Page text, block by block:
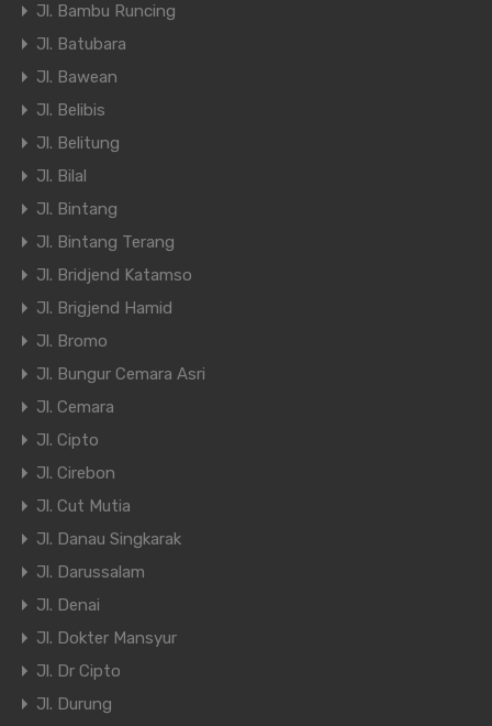
Jl. Bambu Runcing
Jl. Batubara
Jl. Bawean
Jl. Belibis
Jl. Belitung
Jl. Bilal
Jl. Bintang
Jl. Bintang Terang
Jl. Bridjend Katamso
Jl. Brigjend Hamid
Jl. Bromo
Jl. Bungur Cemara Asri
Jl. Cemara
Jl. Cipto
Jl. Cirebon
Jl. Cut Mutia
Jl. Danau Singkarak
Jl. Darussalam
Jl. Denai
Jl. Dokter Mansyur
Jl. Dr Cipto
Jl. Durung